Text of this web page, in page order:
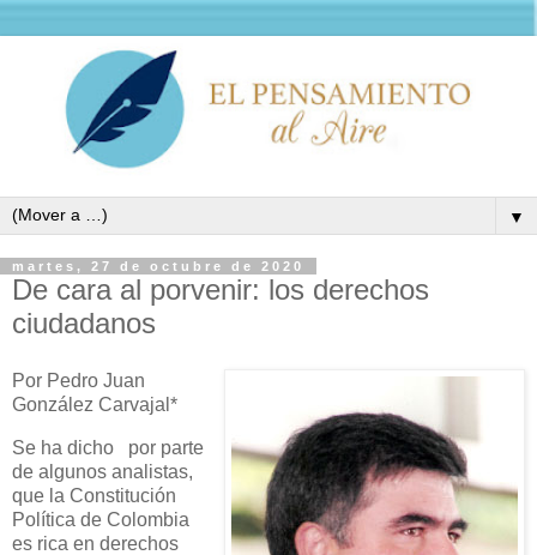
▼
martes, 27 de octubre de 2020
De cara al porvenir: los derechos
ciudadanos
Por Pedro Juan
González Carvajal*
Se ha dicho
por parte
de algunos analistas,
que la Constitución
Política de Colombia
es rica en derechos